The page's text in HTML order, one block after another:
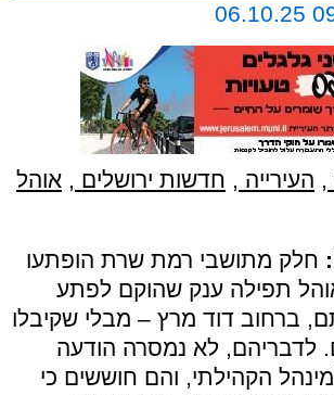
, העירייה , חדשות ירושלים , אוהל
חלק מתושבי רמת שרת הופתעו
תפילה ענק שהוקם לפתע
ברחוב דוד מרץ – מבלי שקיבלו
לדבריהם, לא נמסרה הודעה
הקהילתי, והם חוששים כי